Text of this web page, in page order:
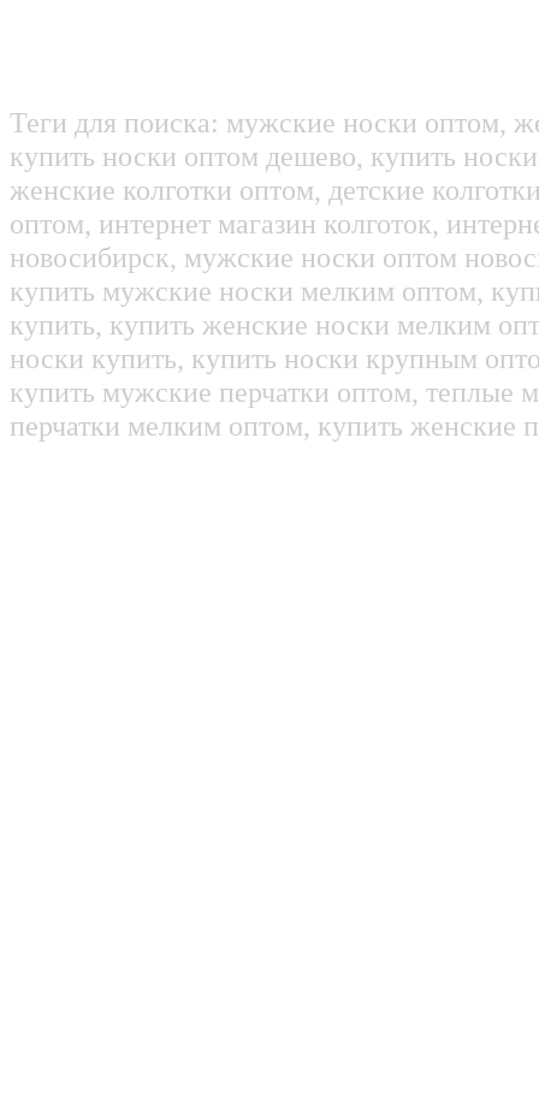
Теги для поиска: мужские носки оптом,
купить носки оптом дешево, купить
женские колготки оптом, детские
оптом, интернет магазин колготок,
новосибирск, мужские носки оптом
купить мужские носки мелким оптом,
купить, купить женские носки мелким
носки купить, купить носки крупным
купить мужские перчатки оптом, теплые
перчатки мелким оптом, купить женские